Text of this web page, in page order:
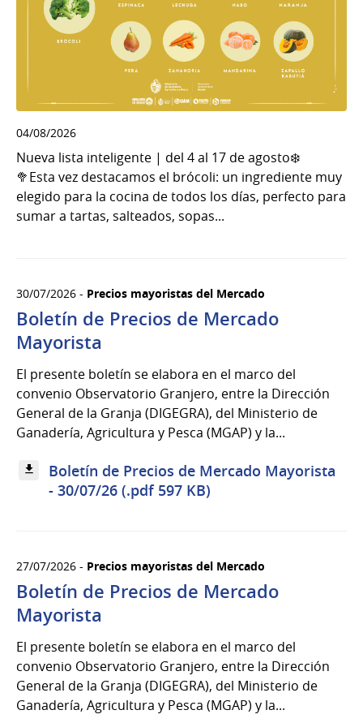
04/08/2026
Nueva lista inteligente | del 4 al 17 de agosto❄️
🥦Esta vez destacamos el brócoli: un ingrediente muy
elegido para la cocina de todos los días, perfecto para
sumar a tartas, salteados, sopas...
30/07/2026 - Precios mayoristas del Mercado
Boletín de Precios de Mercado
Mayorista
El presente boletín se elabora en el marco del
convenio Observatorio Granjero, entre la Dirección
General de la Granja (DIGEGRA), del Ministerio de
Ganadería, Agricultura y Pesca (MGAP) y la...
Boletín de Precios de Mercado Mayorista
- 30/07/26 (.pdf 597 KB)
27/07/2026 - Precios mayoristas del Mercado
Boletín de Precios de Mercado
Mayorista
El presente boletín se elabora en el marco del
convenio Observatorio Granjero, entre la Dirección
General de la Granja (DIGEGRA), del Ministerio de
Ganadería, Agricultura y Pesca (MGAP) y la...